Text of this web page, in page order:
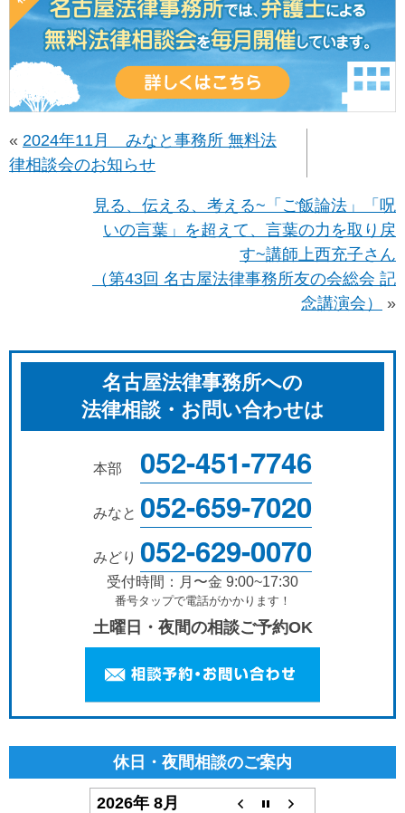
« 2024年11月 みなと事務所 無料法
律相談会のお知らせ
見る、伝える、考える~「ご飯論法」「呪
いの言葉」を超えて、言葉の力を取り戻
す~講師上西充子さん
（第43回 名古屋法律事務所友の会総会 記
念講演会）
»
名古屋法律事務所への
法律相談・お問い合わせは
本部 052-451-7746
みなと 052-659-7020
みどり 052-629-0070
受付時間：月〜金 9:00~17:30
番号タップで電話がかかります！
土曜日・夜間の相談ご予約OK
休日・夜間相談のご案内
2026年 8月